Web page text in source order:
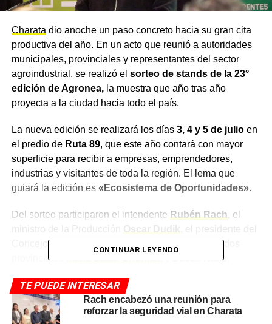
Charata dio anoche un paso concreto hacia su gran cita
productiva del año. En un acto que reunió a autoridades
municipales, provinciales y representantes del sector
agroindustrial, se realizó el sorteo de stands de la 23°
edición de Agronea,la muestra que año tras año
proyecta a la ciudad hacia todo el país.
La nueva edición se realizará los días 3, 4 y 5 de julioen
el predio de Ruta 89, que este año contará con mayor
superficie para recibir a empresas, emprendedores,
industrias y visitantes de toda la región. El lema que
guiará la edición es «Ecosistema de Oportunidades».
Del sorteo participaron el intendente Rubén Rach, el
Concejo MunicipalAlejandro Barcala, los diputados
provincialesMaría Luisa ChomiakyLucas Nass
Cada empresa ya tiene su lugar
CONTINUAR LEYENDO
TE PUEDE INTERESAR
Rach encabezó una reunión para
reforzar la seguridad vial en Charata